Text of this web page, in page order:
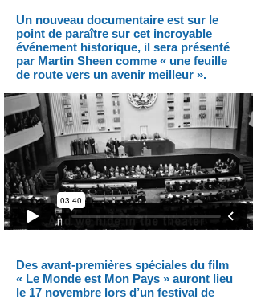
Un nouveau documentaire est sur le
point de paraître sur cet incroyable
événement historique, il sera présenté
par Martin Sheen comme « une feuille
de route vers un avenir meilleur ».
Des avant-premières spéciales du film
« Le Monde est Mon Pays » auront lieu
le 17 novembre lors d’un festival de